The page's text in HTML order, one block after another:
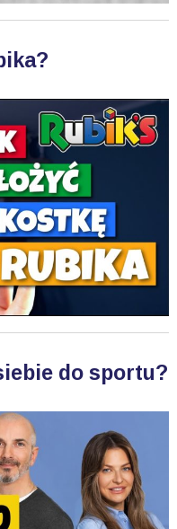
do sportu?